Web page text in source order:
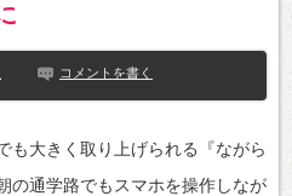
コメントを書く
も大きく取り上げられる『ながら
の通学路でもスマホを操作しなが